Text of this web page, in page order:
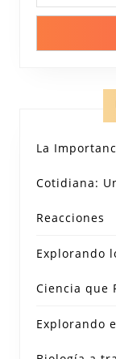
La
Cotidiana:
Reacciones
Explorando
Ciencia que
Explorando